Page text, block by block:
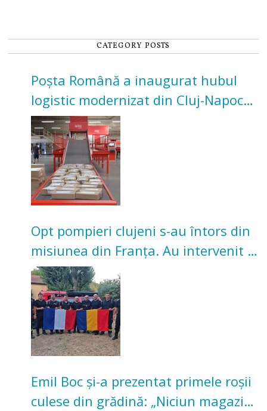
CATEGORY POSTS
Poșta Română a inaugurat hubul
logistic modernizat din Cluj-Napoca.
Investiție de 3 milioane de euro
Opt pompieri clujeni s-au întors din
misiunea din Franța. Au intervenit la
incendii de vegetație și pădure
Emil Boc și-a prezentat primele roșii
culese din grădină: „Niciun magazin